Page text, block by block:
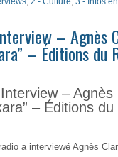
– Agnès
– Éditions du
– Agnès
– Éditions
a interviewé Agnès